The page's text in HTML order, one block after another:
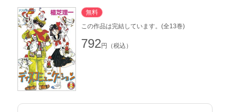
無料
この作品は完結しています。(全13巻)
792 円（税込）